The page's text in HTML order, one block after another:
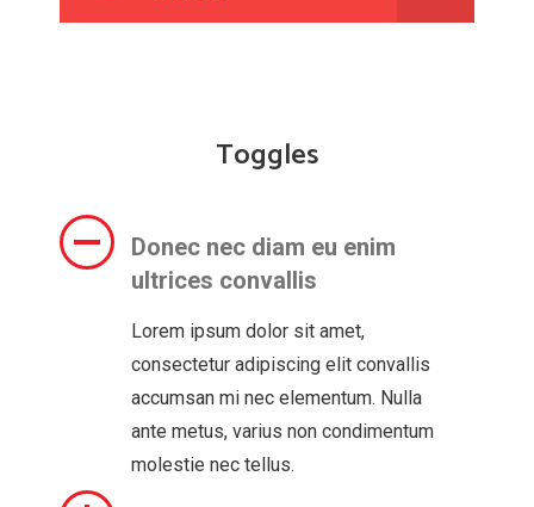
Toggles
Donec nec diam eu enim
ultrices convallis
Lorem ipsum dolor sit amet,
consectetur adipiscing elit convallis
accumsan mi nec elementum. Nulla
ante metus, varius non condimentum
molestie nec tellus.